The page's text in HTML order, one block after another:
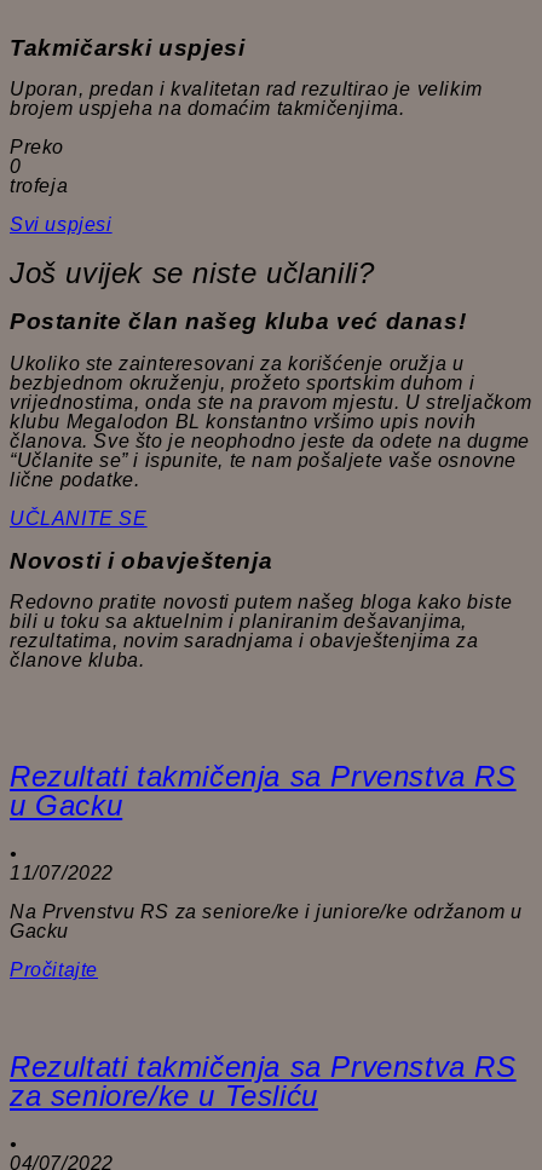
Takmičarski uspjesi
Uporan, predan i kvalitetan rad rezultirao je velikim
brojem uspjeha na domaćim takmičenjima.
Preko
0
trofeja
Svi uspjesi
Još uvijek se niste učlanili?
Postanite član našeg kluba već danas!
Ukoliko ste zainteresovani za korišćenje oružja u
bezbjednom okruženju, prožeto sportskim duhom i
vrijednostima, onda ste na pravom mjestu. U streljačkom
klubu Megalodon BL konstantno vršimo upis novih
članova. Sve što je neophodno jeste da odete na dugme
“Učlanite se” i ispunite, te nam pošaljete vaše osnovne
lične podatke.
UČLANITE SE
Novosti i obavještenja
Redovno pratite novosti putem našeg bloga kako biste
bili u toku sa aktuelnim i planiranim dešavanjima,
rezultatima, novim saradnjama i obavještenjima za
članove kluba.
Rezultati takmičenja sa Prvenstva RS
u Gacku
•
11/07/2022
Na Prvenstvu RS za seniore/ke i juniore/ke održanom u
Gacku
Pročitajte
Rezultati takmičenja sa Prvenstva RS
za seniore/ke u Tesliću
•
04/07/2022